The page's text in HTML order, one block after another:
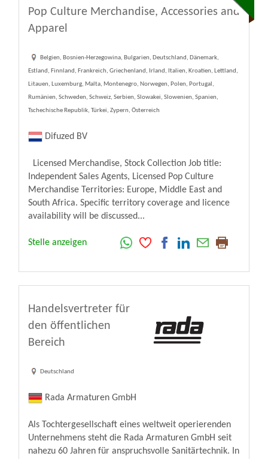
Pop Culture Merchandise, Accessories and
Apparel
Belgien, Bosnien-Herzegowina, Bulgarien, Deutschland, Dänemark,
Estland, Finnland, Frankreich, Griechenland, Irland, Italien, Kroatien, Lettland,
Litauen, Luxemburg, Malta, Montenegro, Norwegen, Polen, Portugal,
Rumänien, Schweden, Schweiz, Serbien, Slowakei, Slowenien, Spanien,
Tschechische Republik, Türkei, Zypern, Österreich
Difuzed BV
Licensed Merchandise, Stock Collection Job title:
Independent Sales Agents, Licensed Pop Culture
Merchandise Territories: Europe, Middle East and
South Africa. Specific territory coverage and licence
availability will be discussed...
Stelle anzeigen
Handelsvertreter für
den öffentlichen
Bereich
Deutschland
Rada Armaturen GmbH
Als Tochtergesellschaft eines weltweit operierenden
Unternehmens steht die Rada Armaturen GmbH seit
nahezu 60 Jahren für anspruchsvolle Sanitärtechnik. In